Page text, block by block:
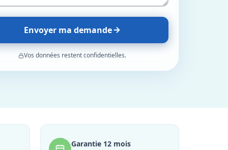
Envoyer ma demande
Vos données restent confidentielles.
Garantie 12 mois